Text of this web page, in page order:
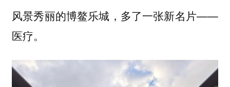
风景秀丽的博鳌乐城，多了一张新名片——
医疗。